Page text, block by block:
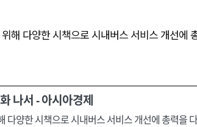
해 다양한 시책으로 시내버스 서비스 개선에
나서 - 아시아경제
양한 시책으로 시내버스 서비스 개선에 총력을